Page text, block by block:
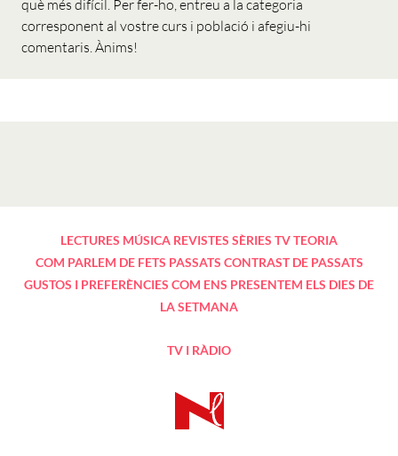
què més difícil. Per fer-ho, entreu a la categoria
corresponent al vostre curs i població i afegiu-hi
comentaris. Ànims!
LECTURES MÚSICA REVISTES SÈRIES TVTEORIA
COM PARLEM DE FETS PASSATS CONTRAST DE PASSATS
GUSTOS I PREFERÈNCIES COM ENS PRESENTEM ELS DIES DE
LA SETMANA
TV I RÀDIO